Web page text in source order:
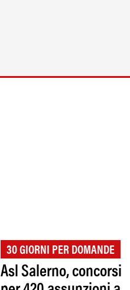
30 GIORNI PER DOMANDE
Asl Salerno, concorsi